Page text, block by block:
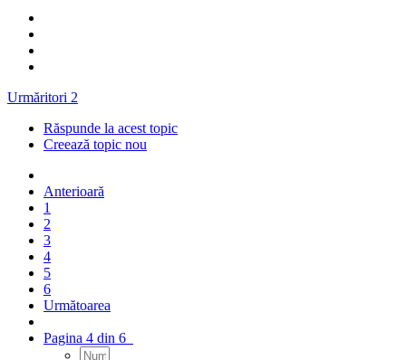
Urmăritori 2
Răspunde la acest topic
Creează topic nou
Anterioară
1
2
3
4
5
6
Următoarea
Pagina 4 din 6